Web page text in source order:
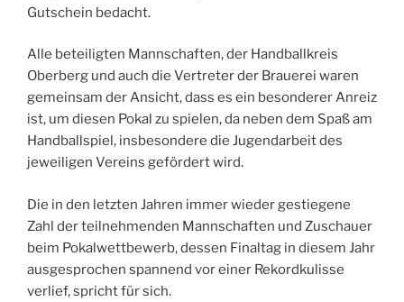
Gutschein bedacht.
Alle beteiligten Mannschaften, der Handballkreis
Oberberg und auch die Vertreter der Brauerei waren
gemeinsam der Ansicht, dass es ein besonderer Anreiz
ist, um diesen Pokal zu spielen, da neben dem Spaß am
Handballspiel, insbesondere die Jugendarbeit des
jeweiligen Vereins gefördert wird.
Die in den letzten Jahren immer wieder gestiegene
Zahl der teilnehmenden Mannschaften und Zuschauer
beim Pokalwettbewerb, dessen Finaltag in diesem Jahr
ausgesprochen spannend vor einer Rekordkulisse
verlief, spricht für sich.